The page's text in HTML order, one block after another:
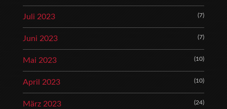
Juli 2023 (7)
Juni 2023 (7)
Mai 2023 (10)
April 2023 (10)
März 2023 (24)